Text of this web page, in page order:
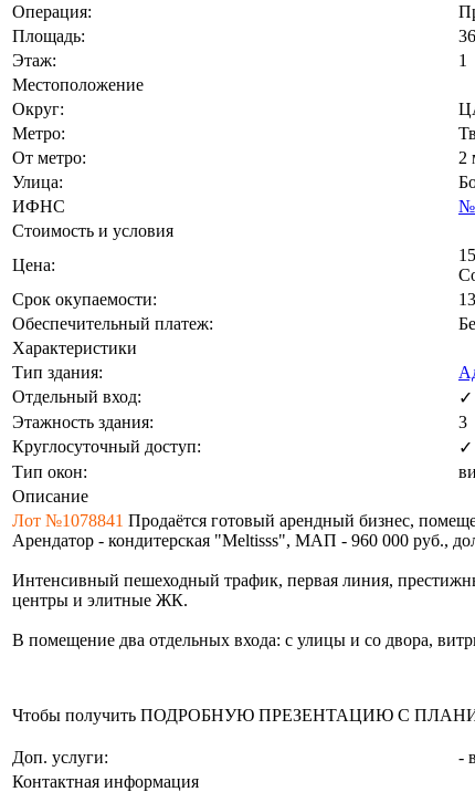
Операция:
Площадь:
Этаж:
1
Местоположение
Округ:
Метро:
От метро:
2
Улица:
ИФНС
№
Стоимость и условия
Цена:
Срок окупаемости:
Обеспечительный платеж:
Характеристики
Тип здания:
Отдельный вход:
✓
Этажность здания:
3
Круглосуточный доступ:
✓
Тип окон:
Описание
Лот №1078841 Продаётся готовый арендный бизнес,
Арендатор - кондитерская "Meltisss", МАП - 960 000 руб.,
Интенсивный пешеходный трафик, первая линия,
центры и элитные ЖК.
В помещение два отдельных входа: с улицы и со двора,
Чтобы получить ПОДРОБНУЮ ПРЕЗЕНТАЦИЮ С
Доп. услуги:
-
Контактная информация